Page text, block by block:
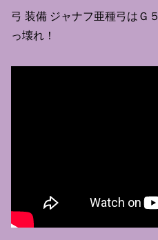
弓 装備 ジャナフ亜種弓はＧ
っ壊れ！